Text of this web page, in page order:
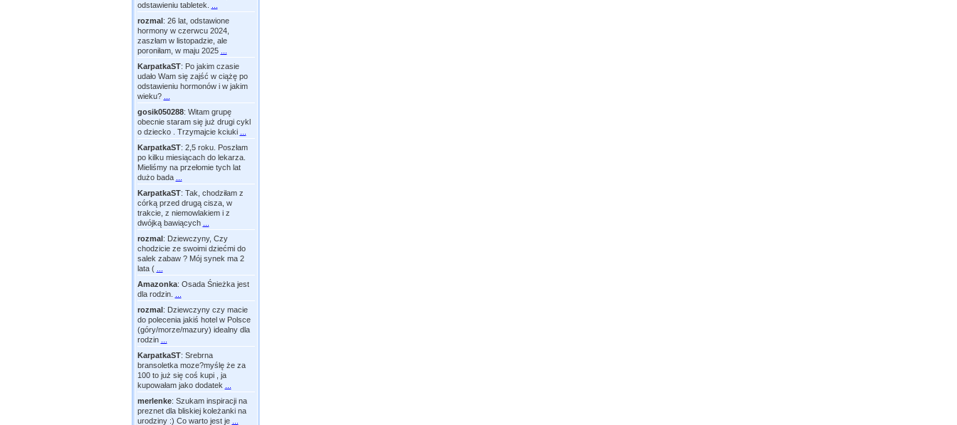
odstawieniu tabletek.
rozmal: 26 lat, odstawione
hormony w czerwcu 2024,
zaszłam w listopadzie, ale
poroniłam, w maju 2025
KarpatkaST: Po jakim czasie
udało Wam się zajść w ciążę po
odstawieniu hormonów i w jakim
wieku?
gosik050288: Witam grupę
obecnie staram się już drugi cykl
o dziecko . Trzymajcie kciuki
KarpatkaST: 2,5 roku. Poszłam
po kilku miesiącach do lekarza.
Mieliśmy na przełomie tych lat
dużo bada
KarpatkaST: Tak, chodziłam z
córką przed drugą cisza, w
trakcie, z niemowlakiem i z
dwójką bawiących
rozmal: Dziewczyny, Czy
chodzicie ze swoimi dziećmi do
salek zabaw ? Mój synek ma 2
lata (
Amazonka: Osada Śnieżka jest
dla rodzin.
rozmal: Dziewczyny czy macie
do polecenia jakiś hotel w Polsce
(góry/morze/mazury) idealny dla
rodzin
KarpatkaST: Srebrna
bransoletka moze?myślę że za
100 to już się coś kupi , ja
kupowałam jako dodatek
merlenke: Szukam inspiracji na
preznet dla bliskiej koleżanki na
urodziny :) Co warto jest je